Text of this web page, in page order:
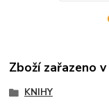
Zboží zařazeno
KNIHY